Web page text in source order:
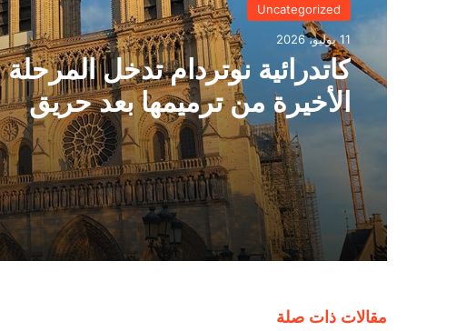
Uncategorized
11 يوليو، 2026
كاتدرائية نوتردام تدخل المرحلة
الأخيرة من ترميمها بعد حريق
2019
مقالات ذات صلة